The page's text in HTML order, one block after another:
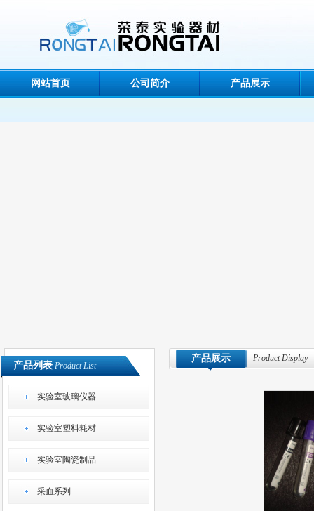
网站首页 公司简介 产品展示
产品列表 Product List
实验室玻璃仪器
实验室塑料耗材
实验室陶瓷制品
采血系列
产品展示 Product Display